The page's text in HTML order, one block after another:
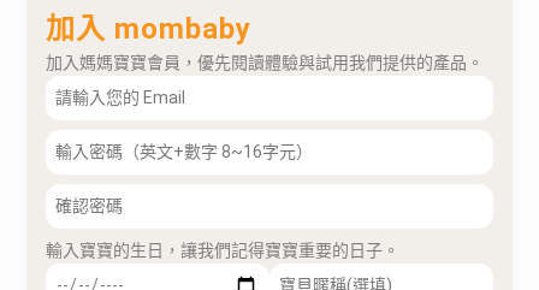
加入 mombaby
加入媽媽寶寶會員，優先閱讀體驗與試用我們提供的產品。
輸入寶寶的生日，讓我們記得寶寶重要的日子。